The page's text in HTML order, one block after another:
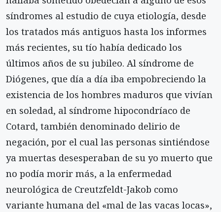
síndromes al estudio de cuya etiología, desde
los tratados más antiguos hasta los informes
más recientes, su tío había dedicado los
últimos años de su jubileo. Al síndrome de
Diógenes, que día a día iba empobreciendo la
existencia de los hombres maduros que vivían
en soledad, al síndrome hipocondríaco de
Cotard, también denominado delirio de
negación, por el cual las personas sintiéndose
ya muertas desesperaban de su yo muerto que
no podía morir más, a la enfermedad
neurológica de Creutzfeldt-Jakob como
variante humana del «mal de las vacas locas»,